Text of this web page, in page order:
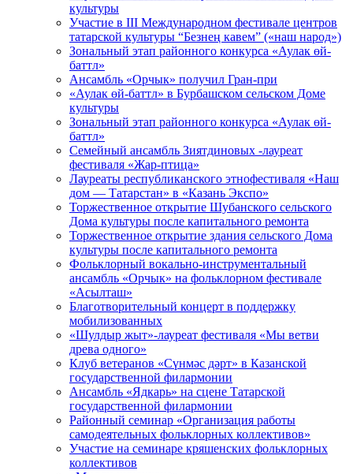
культуры
Участие в III Международном фестивале центров
татарской культуры “Безнең кавем” («наш народ»)
Зональный этап районного конкурса «Аулак өй-
баттл»
Ансамбль «Орчык» получил Гран-при
«Аулак өй-баттл» в Бурбашском сельском Доме
культуры
Зональный этап районного конкурса «Аулак өй-
баттл»
Семейный ансамбль Зиятдиновых -лауреат
фестиваля «Жар-птица»
Лауреаты республиканского этнофестиваля «Наш
дом — Татарстан» в «Казань Экспо»
Торжественное открытие Шубанского сельского
Дома культуры после капитального ремонта
Торжественное открытие здания сельского Дома
культуры после капитального ремонта
Фольклорный вокально-инструментальный
ансамбль «Орчык» на фольклорном фестивале
«Асылташ»
Благотворительный концерт в поддержку
мобилизованных
«Шулдыр жыт»-лауреат фестиваля «Мы ветви
древа одного»
Клуб ветеранов «Сүнмәс дәрт» в Казанской
государственной филармонии
Ансамбль «Ядкарь» на сцене Татарской
государственной филармонии
Районный семинар «Организация работы
самодеятельных фольклорных коллективов»
Участие на семинаре кряшенских фольклорных
коллективов